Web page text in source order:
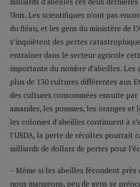
Unis. Les scientifiques n’ont pas
du fléau, et les gens du ministère de
s’inquiètent des pertes
entraîner dans le secteur agricole
importante du nombre d’abeilles. Les
plus de 130 cultures différentes aux
des cultures consommées ensuite par
amandes, les pommes, les oranges et
les colonies d’abeilles continuent à
l’USDA, la perte de récoltes pourrait
milliards de dollars de pertes pour
– Même si les abeilles fécondent près
nous mangeons, peu de gens se